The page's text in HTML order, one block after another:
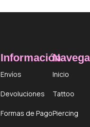
Información
Envíos
Devoluciones
Formas de Pago
Inicio
Tattoo
Piercing